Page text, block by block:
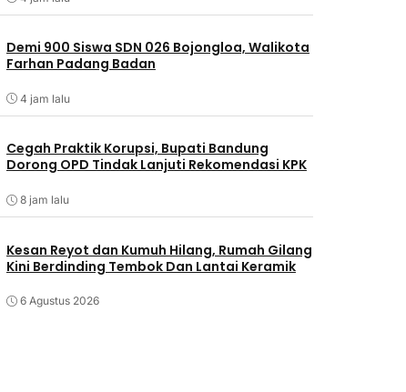
Demi 900 Siswa SDN 026 Bojongloa, Walikota
Farhan Padang Badan
4 jam lalu
Cegah Praktik Korupsi, Bupati Bandung
Dorong OPD Tindak Lanjuti Rekomendasi KPK
8 jam lalu
Kesan Reyot dan Kumuh Hilang, Rumah Gilang
Kini Berdinding Tembok Dan Lantai Keramik
6 Agustus 2026